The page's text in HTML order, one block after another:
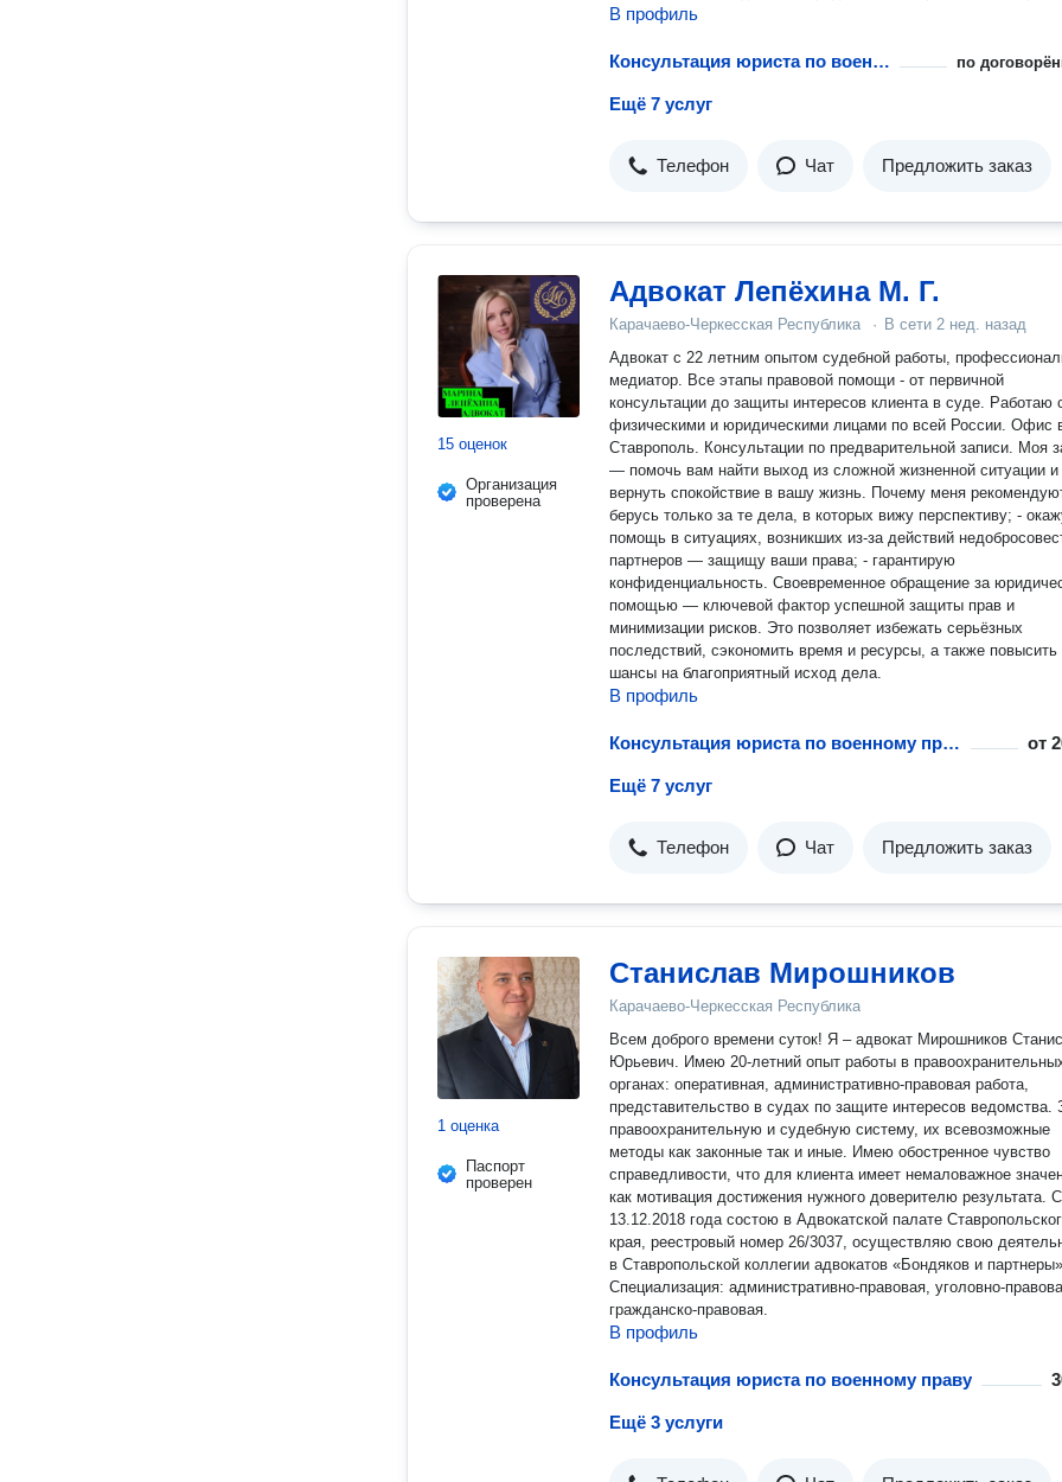
учитывая современные возможности коммуникации нет никаких
консультацию, так и полное сопровождение вашего дела.
В профиль
Консультация юриста по военному праву по
Ещё 7 услуг
Телефон Чат Предложить заказ
15 оценок
Организация
проверена
Адвокат Лепёхина М. Г.
Карачаево-Черкесская Республика · В сети 2 нед. назад
Адвокат с 22 летним опытом судебной работы,
медиатор. Все этапы правовой помощи - от первичной
консультации до защиты интересов клиента в суде. Работаю
физическими и юридическими лицами по всей России. Офис
Ставрополь. Консультации по предварительной записи. Моя задача
— помочь вам найти выход из сложной жизненной ситуации и
вернуть спокойствие в вашу жизнь. Почему меня
берусь только за те дела, в которых вижу перспективу; -
помощь в ситуациях, возникших из-за действий
партнеров — защищу ваши права; - гарантирую
конфиденциальность. Своевременное обращение за
помощью — ключевой фактор успешной защиты прав и
минимизации рисков. Это позволяет избежать серьёзных
последствий, сэкономить время и ресурсы, а также повысить
шансы на благоприятный исход дела.
В профиль
Консультация юриста по военному праву от
Ещё 7 услуг
Телефон Чат Предложить заказ
1 оценка
Паспорт
проверен
Станислав Мирошников
Карачаево-Черкесская Республика
Всем доброго времени суток! Я – адвокат Мирошников Станислав
Юрьевич. Имею 20-летний опыт работы в правоохранительных
органах: оперативная, административно-правовая работа,
представительство в судах по защите интересов ведомства.
правоохранительную и судебную систему, их всевозможные
методы как законные так и иные. Имею обостренное чувство
справедливости, что для клиента имеет немаловажное
как мотивация достижения нужного доверителю результата. С
13.12.2018 года состою в Адвокатской палате
края, реестровый номер 26/3037, осуществляю свою
в Ставропольской коллегии адвокатов «Бондяков и
Специализация: административно-правовая, уголовно-
гражданско-правовая.
В профиль
Консультация юриста по военному праву
Ещё 3 услуги